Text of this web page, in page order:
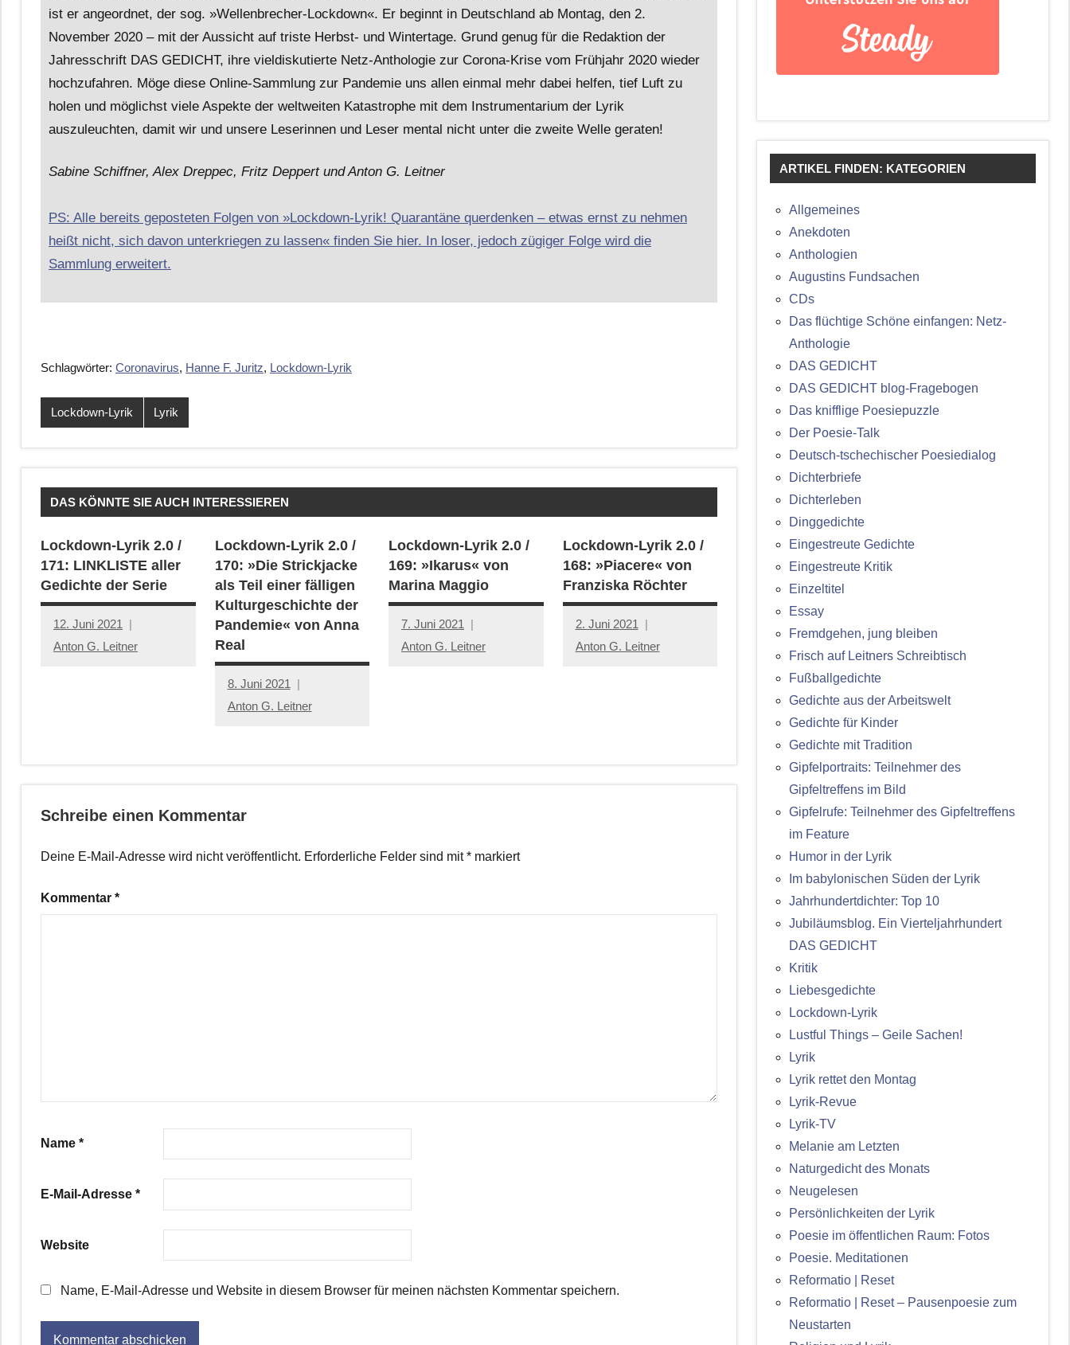
ist er angeordnet, der sog. »Wellenbrecher-Lockdown«. Er beginnt in Deutschland ab Montag, den 2.
November 2020 – mit der Aussicht auf triste Herbst- und Wintertage. Grund genug für die Redaktion der
Jahresschrift DAS GEDICHT, ihre vieldiskutierte Netz-Anthologie zur Corona-Krise vom Frühjahr 2020 wieder
hochzufahren. Möge diese Online-Sammlung zur Pandemie uns allen einmal mehr dabei helfen, tief Luft zu
holen und möglichst viele Aspekte der weltweiten Katastrophe mit dem Instrumentarium der Lyrik
auszuleuchten, damit wir und unsere Leserinnen und Leser mental nicht unter die zweite Welle geraten!
Sabine Schiffner, Alex Dreppec, Fritz Deppert und Anton G. Leitner
PS: Alle bereits geposteten Folgen von »Lockdown-Lyrik! Quarantäne querdenken – etwas ernst zu nehmen
heißt nicht, sich davon unterkriegen zu lassen« finden Sie hier. In loser, jedoch zügiger Folge wird die
Sammlung erweitert.
Schlagwörter: Coronavirus, Hanne F. Juritz, Lockdown-Lyrik
Lockdown-Lyrik Lyrik
DAS KÖNNTE SIE AUCH INTERESSIEREN
Lockdown-Lyrik 2.0 /
171: LINKLISTE aller
Gedichte der Serie
12. Juni 2021
Anton G. Leitner
Lockdown-Lyrik 2.0 /
170: »Die Strickjacke
als Teil einer fälligen
Kulturgeschichte der
Pandemie« von Anna
Real
8. Juni 2021
Anton G. Leitner
Lockdown-Lyrik 2.0 /
169: »Ikarus« von
Marina Maggio
7. Juni 2021
Anton G. Leitner
Lockdown-Lyrik 2.0 /
168: »Piacere« von
Franziska Röchter
2. Juni 2021
Anton G. Leitner
Schreibe einen Kommentar
Deine E-Mail-Adresse wird nicht veröffentlicht. Erforderliche Felder sind mit* markiert
Kommentar *
Name *
E-Mail-Adresse *
Website
Name, E-Mail-Adresse und Website in diesem Browser für meinen nächsten Kommentar speichern.
ARTIKEL FINDEN: KATEGORIEN
Allgemeines
Anekdoten
Anthologien
Augustins Fundsachen
CDs
Das flüchtige Schöne einfangen: Netz-
Anthologie
DAS GEDICHT
DAS GEDICHT blog-Fragebogen
Das knifflige Poesiepuzzle
Der Poesie-Talk
Deutsch-tschechischer Poesiedialog
Dichterbriefe
Dichterleben
Dinggedichte
Eingestreute Gedichte
Eingestreute Kritik
Einzeltitel
Essay
Fremdgehen, jung bleiben
Frisch auf Leitners Schreibtisch
Fußballgedichte
Gedichte aus der Arbeitswelt
Gedichte für Kinder
Gedichte mit Tradition
Gipfelportraits: Teilnehmer des
Gipfeltreffens im Bild
Gipfelrufe: Teilnehmer des Gipfeltreffens
im Feature
Humor in der Lyrik
Im babylonischen Süden der Lyrik
Jahrhundertdichter: Top 10
Jubiläumsblog. Ein Vierteljahrhundert
DAS GEDICHT
Kritik
Liebesgedichte
Lockdown-Lyrik
Lustful Things – Geile Sachen!
Lyrik
Lyrik rettet den Montag
Lyrik-Revue
Lyrik-TV
Melanie am Letzten
Naturgedicht des Monats
Neugelesen
Persönlichkeiten der Lyrik
Poesie im öffentlichen Raum: Fotos
Poesie. Meditationen
Reformatio | Reset
Reformatio | Reset – Pausenpoesie zum
Neustarten